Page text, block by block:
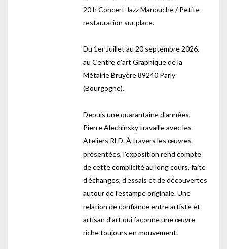
20 h Concert Jazz Manouche / Petite
restauration sur place.
Du 1er Juillet au 20 septembre 2026.
au Centre d'art Graphique de la
Métairie Bruyère 89240 Parly
(Bourgogne).
Depuis une quarantaine d'années,
Pierre Alechinsky travaille avec les
Ateliers RLD. À travers les œuvres
présentées, l’exposition rend compte
de cette complicité au long cours, faite
d’échanges, d’essais et de découvertes
autour de l’estampe originale. Une
relation de confiance entre artiste et
artisan d’art qui façonne une œuvre
riche toujours en mouvement.